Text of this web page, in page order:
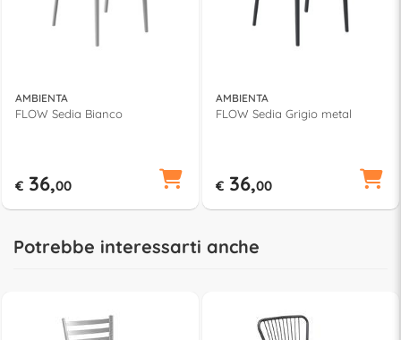
AMBIENTA
FLOW Sedia Bianco
€ 36,00
AMBIENTA
FLOW Sedia Grigio metal
€ 36,00
Potrebbe interessarti anche